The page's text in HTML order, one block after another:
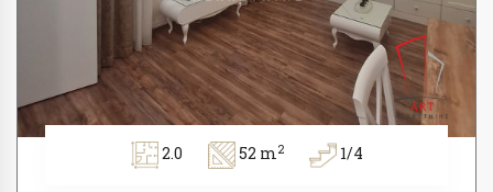
2.0 52 m2 1/4